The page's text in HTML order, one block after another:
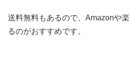
送料無料もあるので、Amazonや
るのがおすすめです。